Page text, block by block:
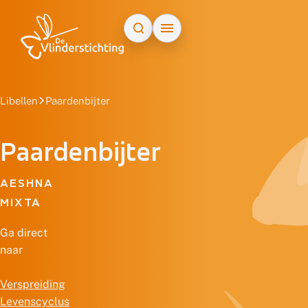
Libellen Paardenbijter
Paardenbijter
AESHNA
MIXTA
Ga direct
naar
Verspreiding
Levenscyclus